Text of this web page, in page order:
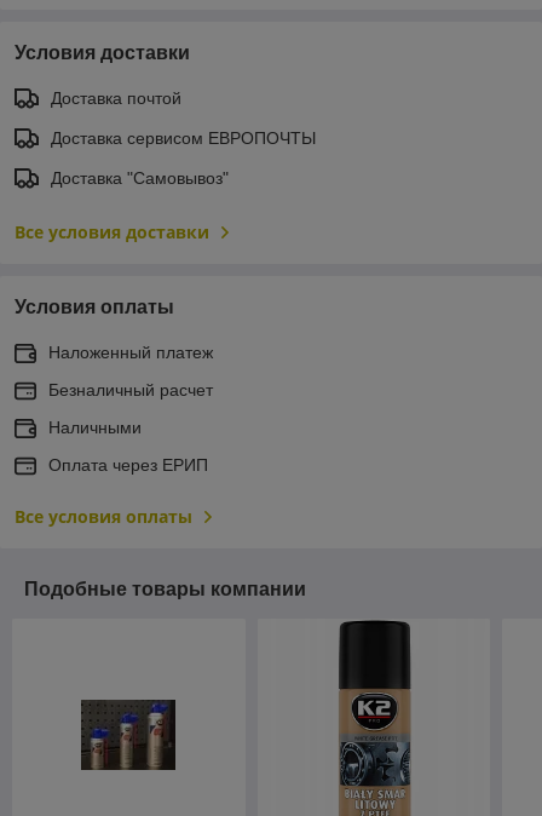
Условия доставки
Доставка почтой
Доставка сервисом ЕВРОПОЧТЫ
Доставка "Самовывоз"
Все условия доставки
Условия оплаты
Наложенный платеж
Безналичный расчет
Наличными
Оплата через ЕРИП
Все условия оплаты
Подобные товары компании